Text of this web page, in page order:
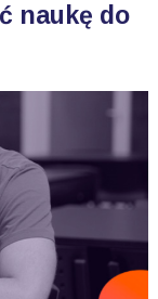
naukę do